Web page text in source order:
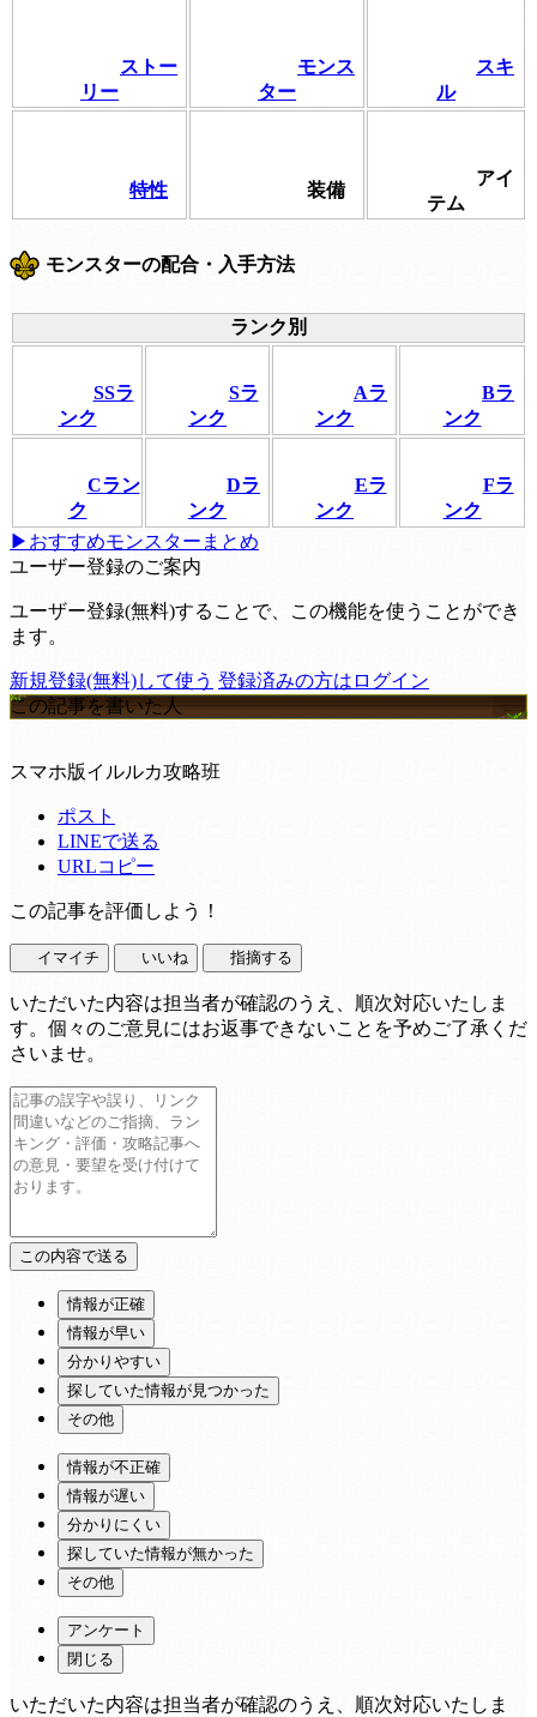
ストー
リー
モンス
ター
スキ
ル
特性 装備
アイ
テム
モンスターの配合・入手方法
ランク別
SSラ
ンク
Sラ
ンク
Aラ
ンク
Bラ
ンク
Cラン
ク
Dラ
ンク
Eラ
ンク
Fラ
ンク
▶おすすめモンスターまとめ
ユーザー登録のご案内
ユーザー登録(無料)することで、この機能を使うことができ
ます。
新規登録(無料)して使う 登録済みの方はログイン
この記事を書いた人
スマホ版イルルカ攻略班
ポスト
LINEで送る
URLコピー
この記事を評価しよう！
イマイチ いいね 指摘する
いただいた内容は担当者が確認のうえ、順次対応いたしま
す。個々のご意見にはお返事できないことを予めご了承くだ
さいませ。
情報が正確
情報が早い
分かりやすい
探していた情報が見つかった
その他
情報が不正確
情報が遅い
分かりにくい
探していた情報が無かった
その他
アンケート
閉じる
いただいた内容は担当者が確認のうえ、順次対応いたしま